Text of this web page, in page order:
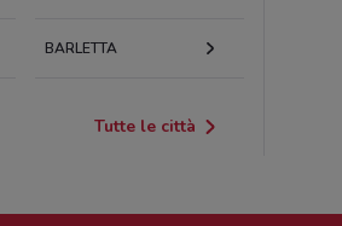
BARLETTA
Tutte le città